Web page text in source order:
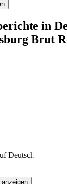
in
Brut
Deutsch
anzeigen